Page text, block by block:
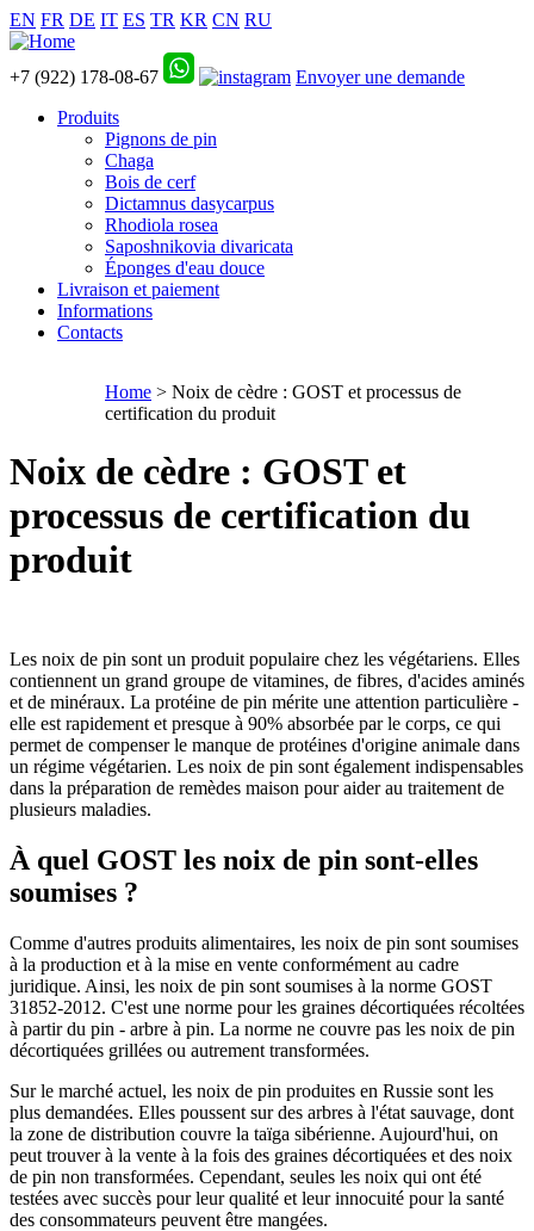
EN FR DE IT ES TR KR CN RU
+7 (922) 178-08-67
Envoyer une demande
Produits
Pignons de pin
Chaga
Bois de cerf
Dictamnus dasycarpus
Rhodiola rosea
Saposhnikovia divaricata
Éponges d'eau douce
Livraison et paiement
Informations
Contacts
Home > Noix de cèdre : GOST et processus de
certification du produit
Noix de cèdre : GOST et
processus de certification du
produit
Les noix de pin sont un produit populaire chez les végétariens. Elles
contiennent un grand groupe de vitamines, de fibres, d'acides aminés
et de minéraux. La protéine de pin mérite une attention particulière -
elle est rapidement et presque à 90% absorbée par le corps, ce qui
permet de compenser le manque de protéines d'origine animale dans
un régime végétarien. Les noix de pin sont également indispensables
dans la préparation de remèdes maison pour aider au traitement de
plusieurs maladies.
À quel GOST les noix de pin sont-elles
soumises ?
Comme d'autres produits alimentaires, les noix de pin sont soumises
à la production et à la mise en vente conformément au cadre
juridique. Ainsi, les noix de pin sont soumises à la norme GOST
31852-2012. C'est une norme pour les graines décortiquées récoltées
à partir du pin - arbre à pin. La norme ne couvre pas les noix de pin
décortiquées grillées ou autrement transformées.
Sur le marché actuel, les noix de pin produites en Russie sont les
plus demandées. Elles poussent sur des arbres à l'état sauvage, dont
la zone de distribution couvre la taïga sibérienne. Aujourd'hui, on
peut trouver à la vente à la fois des graines décortiquées et des noix
de pin non transformées. Cependant, seules les noix qui ont été
testées avec succès pour leur qualité et leur innocuité pour la santé
des consommateurs peuvent être mangées.